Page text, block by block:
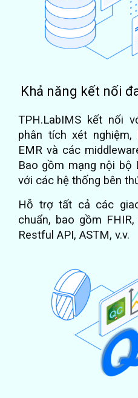
Khả năng kết nối
TPH.LabIMS kết nối
phân tích xét nghiệm,
EMR và các
Bao gồm mạng nội bộ
với các hệ thống bên
Hỗ trợ tất cả các
chuẩn, bao gồm
Restful API, ASTM, v.v.